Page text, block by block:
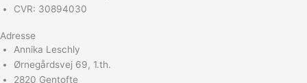
CVR: 30894030
Adresse
Annika Leschly
Ørnegårdsvej 69, 1.th.
2820 Gentofte